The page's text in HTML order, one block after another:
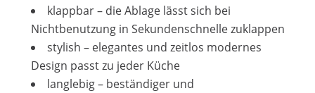
klappbar – die Ablage lässt sich bei
Nichtbenutzung in Sekundenschnelle zuklappen
stylish – elegantes und zeitlos modernes
Design passt zu jeder Küche
langlebig – beständiger und